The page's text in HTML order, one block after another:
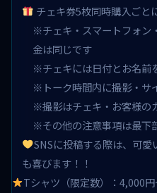
チェキ券5枚同時購入ごと
※チェキ・スマートフォン
金は同じです
※チェキには日付とお名前
※トーク時間内に撮影・サ
※撮影はチェキ・お客様の
※その他の注意事項は最下
SNSに投稿する際は、可
も喜びます！！
Tシャツ（限定数）：4,000